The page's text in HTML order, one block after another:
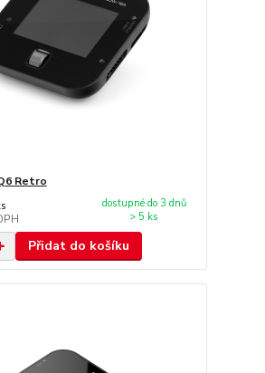
Retro
dostupné do 3 dnů
> 5 ks
Přidat do košíku